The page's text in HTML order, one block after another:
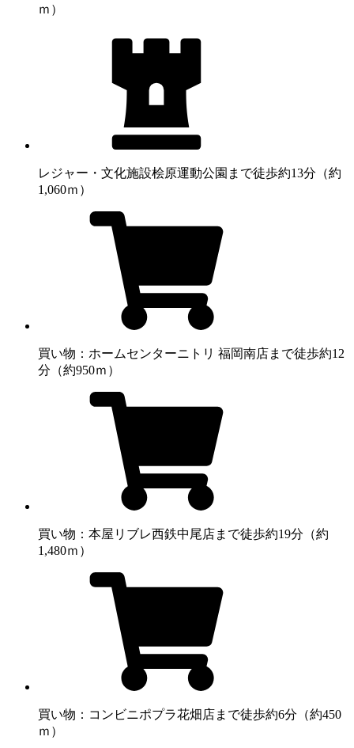
ｍ）
レジャー・文化施設桧原運動公園まで徒歩約13分（約
1,060ｍ）
買い物：ホームセンターニトリ 福岡南店まで徒歩約12
分（約950ｍ）
買い物：本屋 リブレ西鉄中尾店まで徒歩約19分（約
1,480ｍ）
買い物：コンビニポプラ花畑店まで徒歩約6分（約450
ｍ）